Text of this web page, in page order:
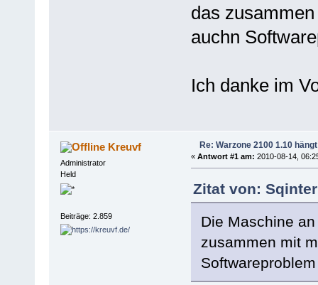
das
auchn
Ich danke im
Kreuvf
Administrator
Held
Beiträge: 2.859
Re: Warzone 2100 1.10 hängt
« Antwort #1 am: 2010-08-14,
Zitat von:
Die Maschine
zusammen mit